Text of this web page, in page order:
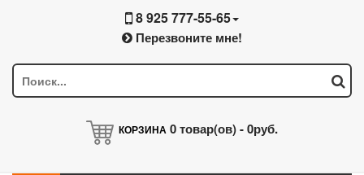
8 925 777-55-65
Перезвоните мне!
КОРЗИНА 0товар(ов) -0руб.